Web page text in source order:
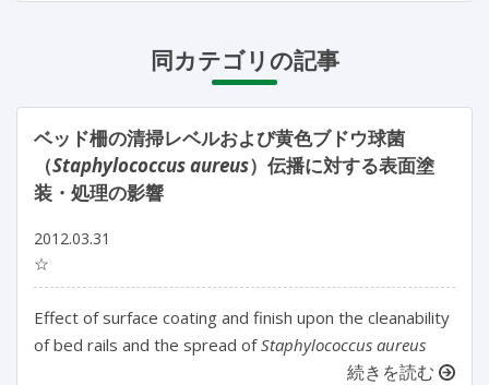
同カテゴリの記事
ベッド柵の清掃レベルおよび黄色ブドウ球菌
（Staphylococcus aureus）伝播に対する表面塗
装・処理の影響
2012.03.31
☆
Effect of surface coating and finish upon the cleanability
of bed rails and the spread ofStaphylococcus aureus
続きを読む